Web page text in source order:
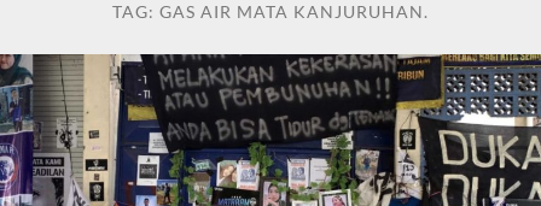
TAG: GAS AIR MATA KANJURUHAN.